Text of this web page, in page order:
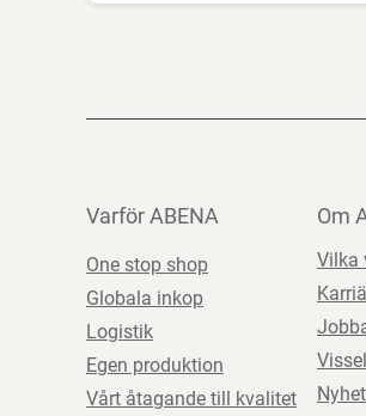
Varför ABENA
One stop shop
Globala inkop
Logistik
Egen produktion
Vårt åtagande till kvalitet
Om
Vilka